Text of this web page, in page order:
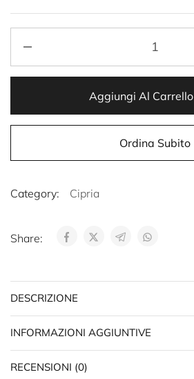
Aggiungi Al Carrello
Ordina Subito
Category: Cipria
Share:
DESCRIZIONE
INFORMAZIONI AGGIUNTIVE
RECENSIONI (0)